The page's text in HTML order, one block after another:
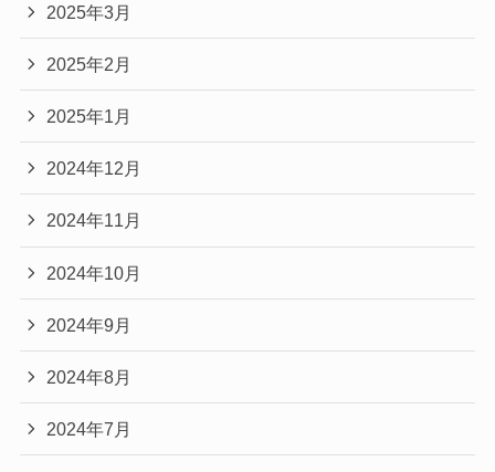
2025年3月
2025年2月
2025年1月
2024年12月
2024年11月
2024年10月
2024年9月
2024年8月
2024年7月